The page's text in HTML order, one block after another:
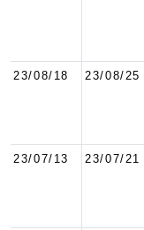
23/08/18 23/08/25
23/07/13 23/07/21